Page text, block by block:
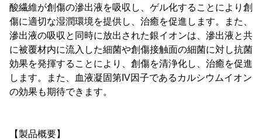
酸繊維が創傷の滲出液を吸収し、ゲル化することにより創
傷に適切な湿潤環境を提供し、治癒を促進します。また、
滲出液の吸収と同時に放出された銀イオンは、滲出液と共
に被覆材内に流入した細菌や創傷接触面の細菌に対し抗菌
効果を発揮することにより、創傷を清浄化し、治癒を促進
します。また、血液凝固第IV因子であるカルシウムイオン
の効果も期待できます。
【製品概要】